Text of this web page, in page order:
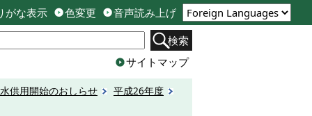
がな表示 色変更 音声読み上げ
検索
サイトマップ
供用開始のおしらせ
平成26年度